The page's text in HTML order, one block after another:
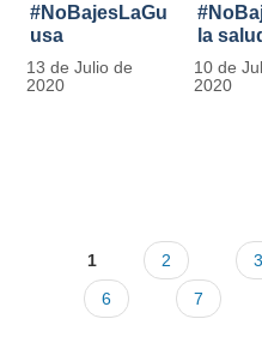
#NoBajesLaGuardia:
usa
racionalmente
el tapabocas
13 de Julio de
2020
la
cuenta
10 de
2020
1 2 3
6
7